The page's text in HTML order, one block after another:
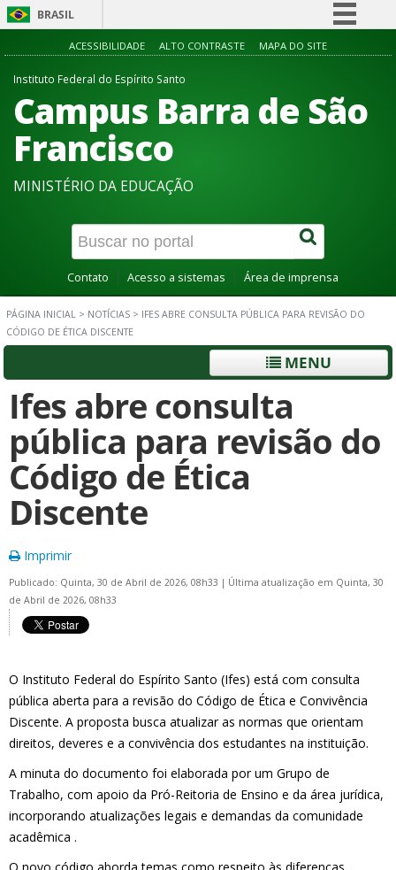
BRASIL
Simplifique!
Participe
Acesso à informação
ACESSIBILIDADE ALTO CONTRASTE MAPA DO SITE
Instituto Federal do Espírito Santo
Campus Barra de São
Francisco
MINISTÉRIO DA EDUCAÇÃO
Contato Acesso a sistemas Área de imprensa
PÁGINA INICIAL > NOTÍCIAS > IFES ABRE CONSULTA PÚBLICA PARA REVISÃO DO
CÓDIGO DE ÉTICA DISCENTE
MENU
Ifes abre consulta
pública para revisão do
Código de Ética
Discente
Imprimir
Publicado: Quinta, 30 de Abril de 2026, 08h33 | Última atualização em Quinta, 30
de Abril de 2026, 08h33
O Instituto Federal do Espírito Santo (Ifes) está com consulta
pública aberta para a revisão do Código de Ética e Convivência
Discente. A proposta busca atualizar as normas que orientam
direitos, deveres e a convivência dos estudantes na instituição.
A minuta do documento foi elaborada por um Grupo de
Trabalho, com apoio da Pró-Reitoria de Ensino e da área jurídica,
incorporando atualizações legais e demandas da comunidade
acadêmica .